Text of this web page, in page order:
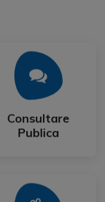
Consultare
Publica
Consultare
Publica
Mai Mult